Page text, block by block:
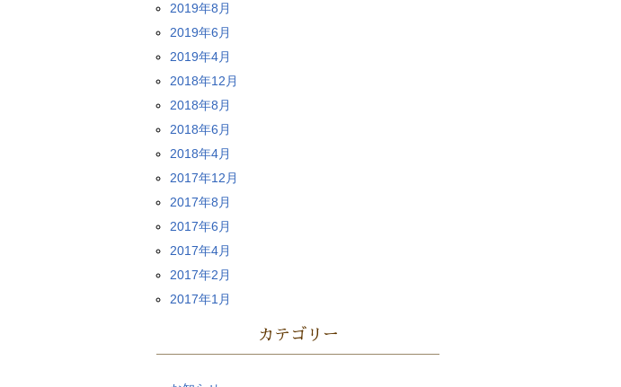
2019年8月
2019年6月
2019年4月
2018年12月
2018年8月
2018年6月
2018年4月
2017年12月
2017年8月
2017年6月
2017年4月
2017年2月
2017年1月
カテゴリー